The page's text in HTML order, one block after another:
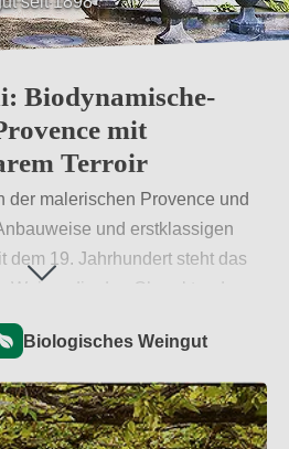
Biodynamische-
mit
Terroir
der malerischen Provence und
und erstklassigen
dem 19. Jahrhundert steht das
Weine, die den Charakter der
in der Provence
in der Geschichte des
für Nachhaltigkeit und
Biologisches Weingut